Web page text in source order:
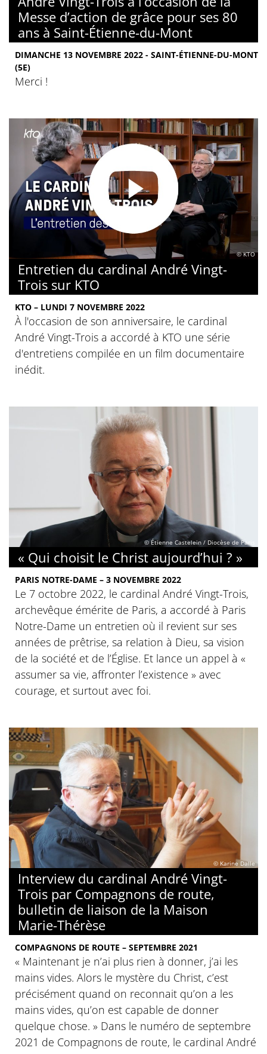
Messe d’action de grâce pour ses 80
ans à Saint-Étienne-du-Mont
DIMANCHE 13 NOVEMBRE 2022 - SAINT-ÉTIENNE-DU-MONT
(5E)
Merci !
© KTO
Entretien du cardinal André Vingt-
Trois sur KTO
KTO – LUNDI 7 NOVEMBRE 2022
À l'occasion de son anniversaire, le cardinal
André Vingt-Trois a accordé à KTO une série
d'entretiens compilée en un film documentaire
inédit.
© Étienne Castelein / Diocèse de Paris
« Qui choisit le Christ aujourd’hui ? »
PARIS NOTRE-DAME – 3 NOVEMBRE 2022
Le 7 octobre 2022, le cardinal André Vingt-Trois,
archevêque émérite de Paris, a accordé à Paris
Notre-Dame un entretien où il revient sur ses
années de prêtrise, sa relation à Dieu, sa vision
de la société et de l’Église. Et lance un appel à «
assumer sa vie, affronter l’existence » avec
courage, et surtout avec foi.
© Karine Dalle
Interview du cardinal André Vingt-
Trois par Compagnons de route,
bulletin de liaison de la Maison
Marie-Thérèse
COMPAGNONS DE ROUTE – SEPTEMBRE 2021
« Maintenant je n’ai plus rien à donner, j’ai les
mains vides. Alors le mystère du Christ, c’est
précisément quand on reconnait qu’on a les
mains vides, qu’on est capable de donner
quelque chose. » Dans le numéro de septembre
2021 de Compagnons de route, le cardinal André